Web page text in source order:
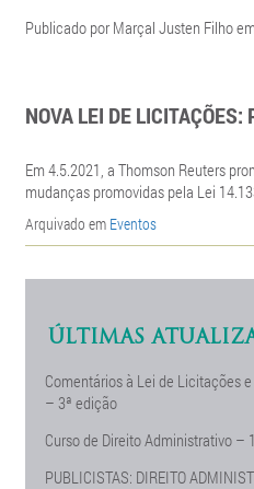
Publicado por Marçal Justen Filho
NOVA LEI DE
Em 4.5.2021, a Thomson Reuters
mudanças promovidas pela Lei
Arquivado em Eventos
ÚLTIMAS
Comentários à Lei de Licitações
– 3ª edição
Curso de Direito Administrativo –
PUBLICISTAS: DIREITO